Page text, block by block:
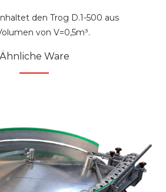
den Trog D.1-500 aus
von V=0,5m³.
Ähnliche Ware